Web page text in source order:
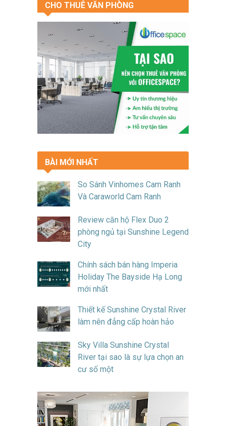
CHO THUÊ VĂN PHÒNG
BÀI MỚI NHẤT
So Sánh Vinhomes Cam Ranh
Và Caraworld Cam Ranh
Review căn hộ Flex Duo 2
phòng ngủ tại Sunshine Legend
City
Chính sách bán hàng Imperia
Holiday The Bayside Hạ Long
mới nhất
Thiết kế Sunshine Crystal River
làm nên đẳng cấp hoàn hảo
Sky Villa Sunshine Crystal
River tại sao là sự lựa chọn an
cư số một